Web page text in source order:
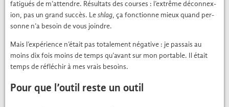
fatigués de m’attendre. Résul­tats des cours­es : l’extrême décon­nex­
ion, pas un grand suc­cès. Leshlag, ça fonc­tionne mieux quand per­
son­ne n’a besoin de vous join­dre.
Mais l’expérience n’était pas totale­ment néga­tive : je pas­sais au
moins dix fois moins de temps qu’avant sur mon portable. Il était
temps de réfléchir à mes vrais besoins.
Pour que l’outil reste un outil